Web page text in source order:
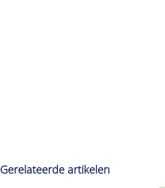
Gerelateerde artikelen